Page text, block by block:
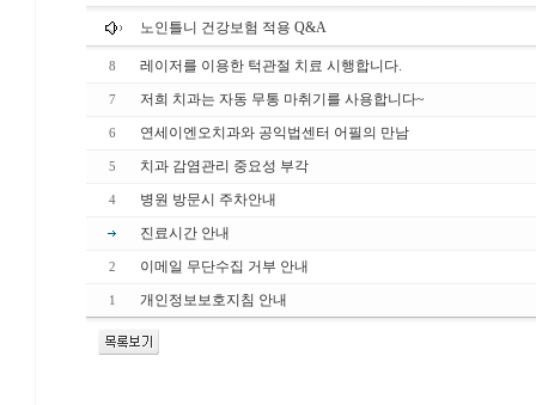
노인틀니 건강보험 적용 Q&A
8 레이저를 이용한 턱관절 치료 시행합니다.
7 저희 치과는 자동 무통 마취기를 사용합니다~
6 연세이엔오치과와 공익법센터 어필의 만남
5 치과 감염관리 중요성 부각
4
병원 방문시 주차안내
진료시간 안내
2 이메일 무단수집 거부 안내
1 개인정보보호지침 안내